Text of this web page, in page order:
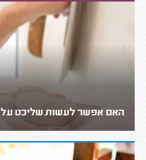
האם אפשר לעשות שליכט על